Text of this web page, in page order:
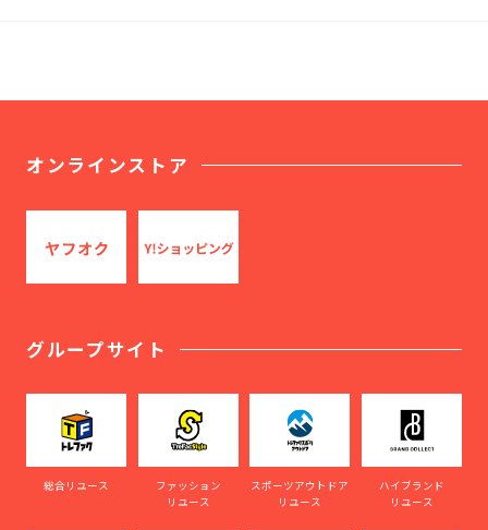
オンラインストア
グループサイト
総合リユース
ファッション
リユース
スポーツアウトドア
リユース
ハイブランド
リユース